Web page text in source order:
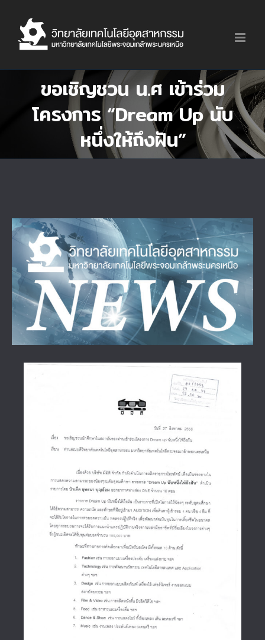
content
ขอเชิญชวน น.ศ เข้าร่วม
โครงการ “Dream Up นับ
หนึ่งให้ถึงฝัน”
View
Larger
Image